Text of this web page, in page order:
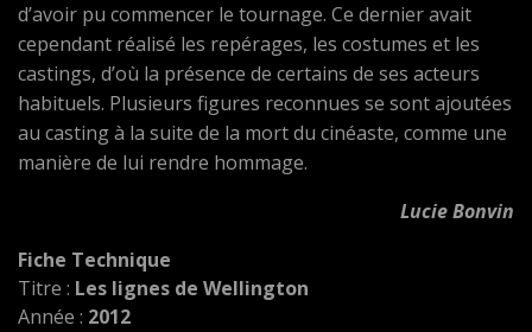
d’avoir pu commencer le tournage. Ce dernier avait
cependant réalisé les repérages, les costumes et les
castings, d’où la présence de certains de ses acteurs
habituels. Plusieurs figures reconnues se sont ajoutées
au casting à la suite de la mort du cinéaste, comme une
manière de lui rendre hommage.
Lucie Bonvin
Fiche Technique
Titre : Les lignes de Wellington
Année : 2012